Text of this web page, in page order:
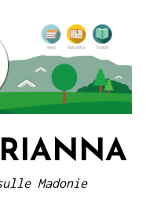
Madonie